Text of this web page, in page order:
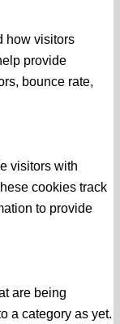
how visitors
provide
bounce rate,
visitors with
cookies track
to provide
are being
a category as yet.